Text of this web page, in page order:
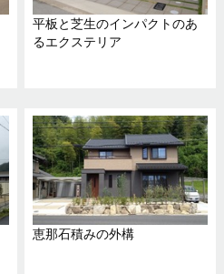
平板と芝生のインパクトのあ
るエクステリア
恵那石積みの外構